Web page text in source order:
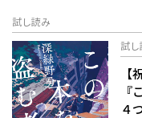
試し読み
試し
４